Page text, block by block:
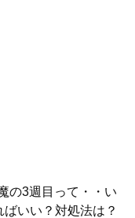
の3週目って・・い
いい？対処法は？